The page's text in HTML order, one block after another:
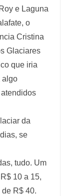
e Laguna
o
Cristina
Glaciares
que iria
algo
da
se
tudo. Um
10 a 15,
R$ 40.